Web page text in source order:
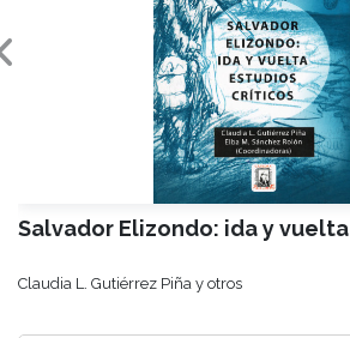
Salvador Elizondo: ida y vuelta
Claudia L. Gutiérrez Piña y otros